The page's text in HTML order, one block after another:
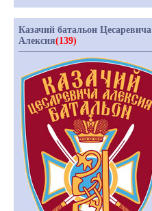
Казачий батальон Цесаревича
Алексия(139)